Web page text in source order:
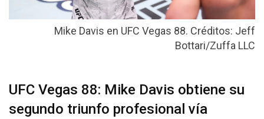
Mike Davis en UFC Vegas 88. Créditos: Jeff
Bottari/Zuffa LLC
UFC Vegas 88: Mike Davis obtiene su
segundo triunfo profesional vía